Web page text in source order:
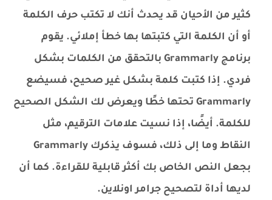
كثير من الأحيان قد يحدث أنك لا تكتب حرف الكلمة
أو أن الكلمة التي كتبتها بها خطأ إملائي. يقوم
برنامج Grammarly بالتحقق من الكلمات بشكل
فردي. إذا كتبت كلمة بشكل غير صحيح، فسيضع
Grammarly تحتها خطًا ويعرض لك الشكل الصحيح
للكلمة. أيضًا، إذا نسيت علامات الترقيم، مثل
النقاط وما إلى ذلك، فسوف يذكرك Grammarly
بجعل النص الخاص بك أكثر قابلية للقراءة. كما أن
لديها أداة لتصحيح جرامر اونلاين.